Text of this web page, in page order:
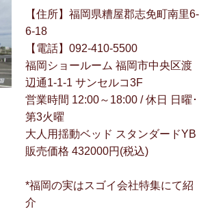
【住所】福岡県糟屋郡志免町南里6-
6-18
【電話】092-410-5500
福岡ショールーム 福岡市中央区渡
辺通1-1-1 サンセルコ3F
営業時間 12:00～18:00 / 休日 日曜･
第3火曜
大人用揺動ベッド スタンダードYB
販売価格 432000円(税込)
*福岡の実はスゴイ会社特集にて紹
介